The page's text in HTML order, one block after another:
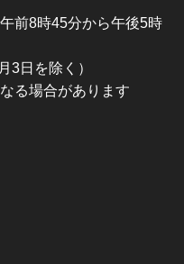
前8時45分から午後5時
3日を除く）
る場合があります